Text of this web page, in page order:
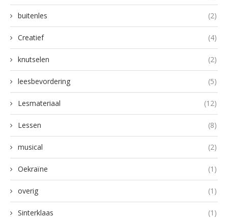
buitenles (2)
Creatief (4)
knutselen (2)
leesbevordering (5)
Lesmateriaal (12)
Lessen (8)
musical (2)
Oekraïne (1)
overig (1)
Sinterklaas (1)